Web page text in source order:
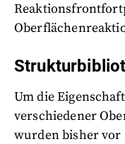
Um die
verschiedener
wurden bisher vor